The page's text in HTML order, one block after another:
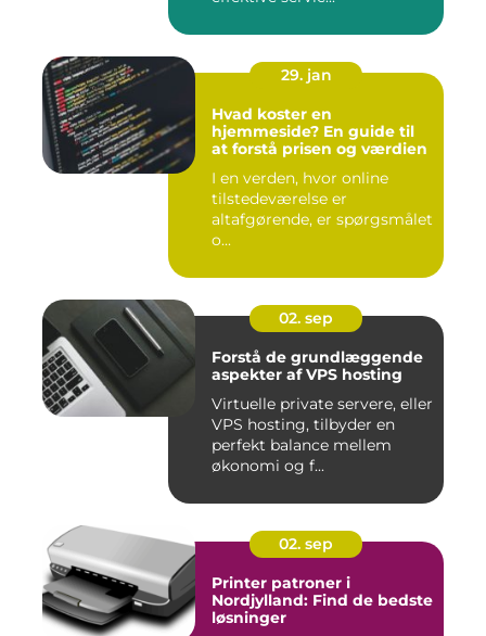
29. jan
Hvad koster en
hjemmeside? En guide til
at forstå prisen og værdien
I en verden, hvor online
tilstedeværelse er
altafgørende, er spørgsmålet
o...
02. sep
Forstå de grundlæggende
aspekter af VPS hosting
Virtuelle private servere, eller
VPS hosting, tilbyder en
perfekt balance mellem
økonomi og f...
02. sep
Printer patroner i
Nordjylland: Find de bedste
løsninger